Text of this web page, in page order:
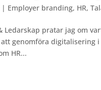
| Employer branding, HR,
Ledarskap pratar jag om
genomföra
HR...